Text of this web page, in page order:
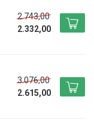
2.743,00
2.332,00
3.076,00
2.615,00